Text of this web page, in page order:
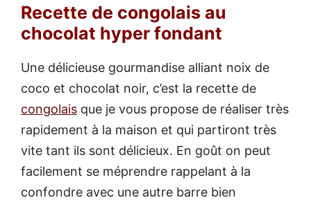
Recette de congolais au
chocolat hyper fondant
Une délicieuse gourmandise alliant noix de
coco et chocolat noir, c’est la recette de
congolais que je vous propose de réaliser très
rapidement à la maison et qui partiront très
vite tant ils sont délicieux. En goût on peut
facilement se méprendre rappelant à la
confondre avec une autre barre bien